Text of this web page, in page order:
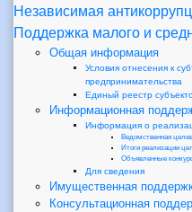
Независимая
Поддержка малого и
Общая информация
Условия отнесения к
предпринимательства
Единый реестр
Информационная
Информация о
Ведомственная
Итоги реализации
Объявленные
Для сведения
Имущественная
Консультационная